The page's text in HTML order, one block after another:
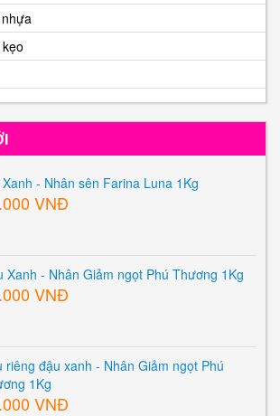
- Nhân sên Farina Luna 1Kg
VNĐ
Xanh - Nhân Giảm ngọt Phú Thương 1Kg
VNĐ
riêng đậu xanh - Nhân Giảm ngọt Phú
1Kg
VNĐ